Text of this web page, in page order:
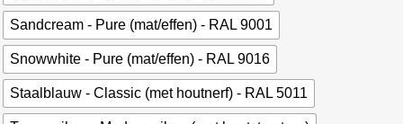
Sandcream - Pure (mat/effen) - RAL 9001
Snowwhite - Pure (mat/effen) - RAL 9016
Staalblauw - Classic (met houtnerf) - RAL 5011